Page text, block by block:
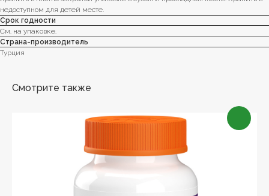
недоступном для детей месте.
Срок годности
См. на упаковке.
Страна-производитель
Турция
Смотрите также